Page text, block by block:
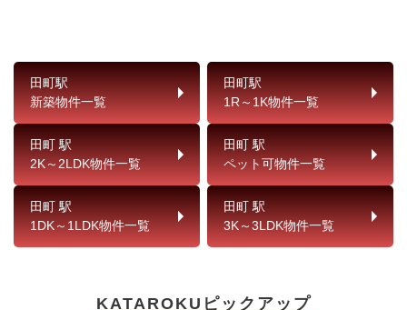
田町駅
新築物件一覧
田町駅
1R～1K物件一覧
田町 駅
2K～2LDK物件一覧
田町 駅
ペット可物件一覧
田町 駅
1DK～1LDK物件一覧
田町 駅
3K～3LDK物件一覧
KATAROKUピックアップ